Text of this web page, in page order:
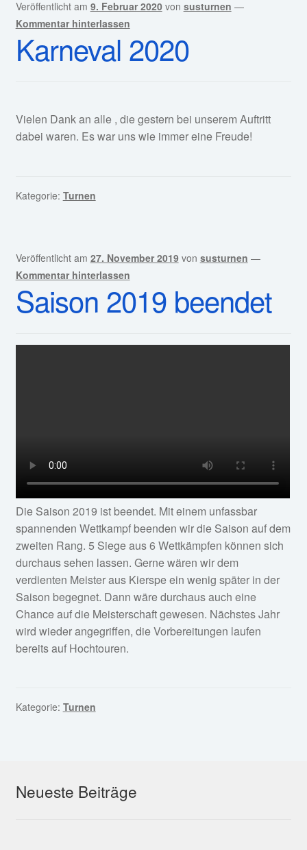
Veröffentlicht am 9. Februar 2020 von susturnen —
Kommentar hinterlassen
Karneval 2020
Vielen Dank an alle , die gestern bei unserem Auftritt
dabei waren. Es war uns wie immer eine Freude!
Kategorie: Turnen
Veröffentlicht am 27. November 2019 von susturnen —
Kommentar hinterlassen
Saison 2019 beendet
Die Saison 2019 ist beendet. Mit einem unfassbar
spannenden Wettkampf beenden wir die Saison auf dem
zweiten Rang. 5 Siege aus 6 Wettkämpfen können sich
durchaus sehen lassen. Gerne wären wir dem
verdienten Meister aus Kierspe ein wenig später in der
Saison begegnet. Dann wäre durchaus auch eine
Chance auf die Meisterschaft gewesen. Nächstes Jahr
wird wieder angegriffen, die Vorbereitungen laufen
bereits auf Hochtouren.
Kategorie: Turnen
Neueste Beiträge